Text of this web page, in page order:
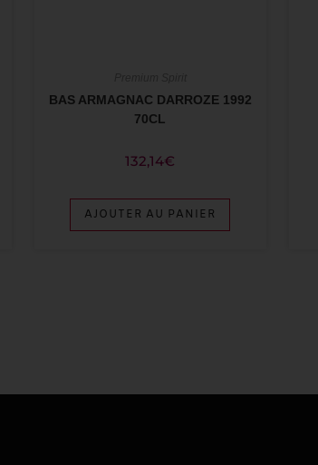
BAS ARMAGNAC DARROZE 1992
70CL
132,14€
AJOUTER AU PANIER